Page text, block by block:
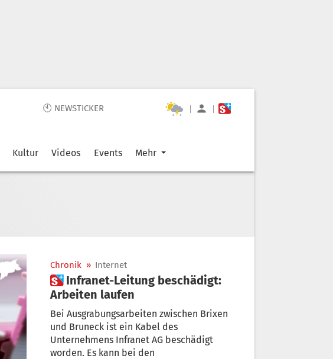
🕙 NEWSTICKER | |
Kultur Videos Events Mehr
Chronik » Internet
 Infranet-Leitung beschädigt:
Arbeiten laufen
Bei Ausgrabungsarbeiten zwischen Brixen
und Bruneck ist ein Kabel des
Unternehmens Infranet AG beschädigt
worden. Es kann bei den